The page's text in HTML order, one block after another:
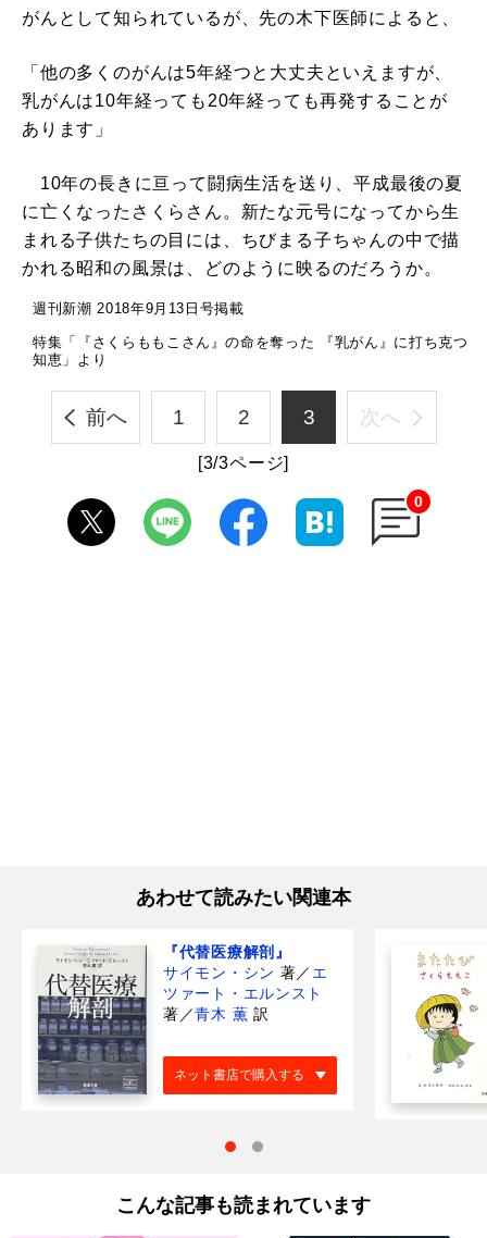
がんとして知られているが、先の木下医師によると、
「他の多くのがんは5年経つと大丈夫といえますが、
乳がんは10年経っても20年経っても再発することが
あります」
10年の長きに亘って闘病生活を送り、平成最後の夏
に亡くなったさくらさん。新たな元号になってから生
まれる子供たちの目には、ちびまる子ちゃんの中で描
かれる昭和の風景は、どのように映るのだろうか。
週刊新潮 2018年9月13日号掲載
特集「『さくらももこさん』の命を奪った 『乳がん』に打ち克つ
知恵」より
前へ 1 2 3 次へ
[3/3ページ]
0
あわせて読みたい関連本
『代替医療解剖』
サイモン・シン 著／ エ
ツァート・エルンスト
著 ／青木 薫 訳
ネット書店で購入する
こんな記事も読まれています